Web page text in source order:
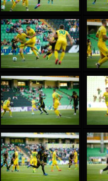
22 Марта
Самба КОНЕ
26 Марта
Витор Уго Морайс де
ОЛИВЕЙРА
28 Марта
28
10
15